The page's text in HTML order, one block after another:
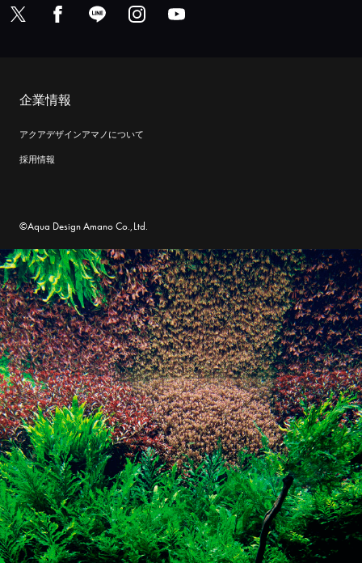
企業情報
アクアデザインアマノについて
採用情報
©Aqua Design Amano Co.,Ltd.